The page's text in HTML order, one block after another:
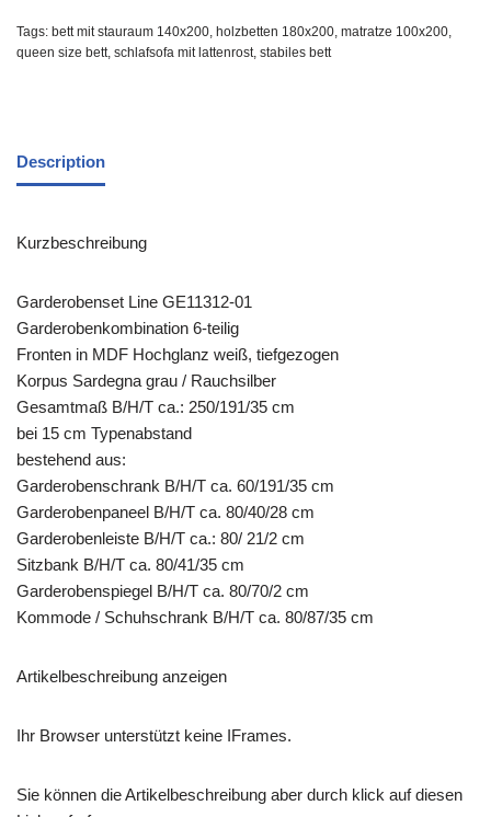
Tags: bett mit stauraum 140x200, holzbetten 180x200, matratze 100x200,
queen size bett, schlafsofa mit lattenrost, stabiles bett
Description
Kurzbeschreibung
Garderobenset Line GE11312-01
Garderobenkombination 6-teilig
Fronten in MDF Hochglanz weiß, tiefgezogen
Korpus Sardegna grau / Rauchsilber
Gesamtmaß B/H/T ca.: 250/191/35 cm
bei 15 cm Typenabstand
bestehend aus:
Garderobenschrank B/H/T ca. 60/191/35 cm
Garderobenpaneel B/H/T ca. 80/40/28 cm
Garderobenleiste B/H/T ca.: 80/ 21/2 cm
Sitzbank B/H/T ca. 80/41/35 cm
Garderobenspiegel B/H/T ca. 80/70/2 cm
Kommode / Schuhschrank B/H/T ca. 80/87/35 cm
Artikelbeschreibung anzeigen
Ihr Browser unterstützt keine IFrames.
Sie können die Artikelbeschreibung aber durch klick auf diesen